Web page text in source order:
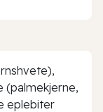
(palmekjerne,
eplebiter